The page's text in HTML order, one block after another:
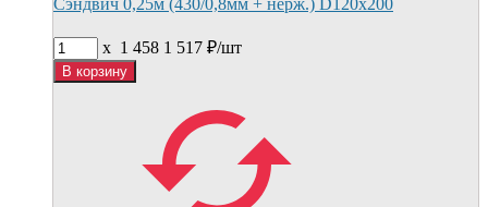
x 1 458 1 517 ₽/шт